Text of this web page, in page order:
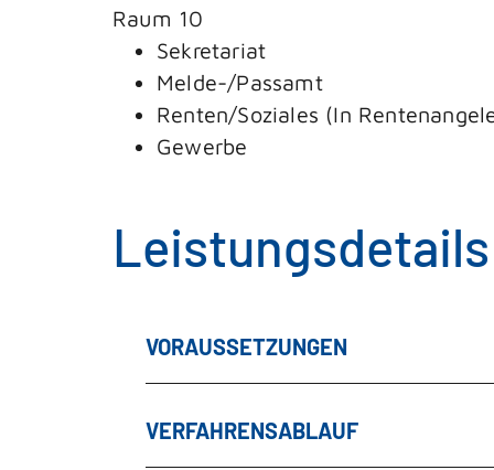
Raum 10
Sekretariat
Melde-/Passamt
Renten/Soziales (In
Gewerbe
Leistungsdetails
VORAUSSETZUNGEN
VERFAHRENSABLAUF